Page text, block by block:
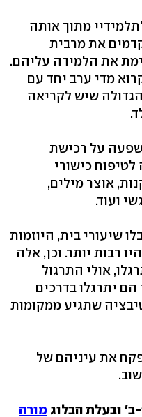
מתוך אותה
את מרבית
את הלמידה עליהם.
מדי ערב יחד עם
שיש לקריאה
על רכישת
כישורי
אוצר מילים,
ועוד.
שיעורי בית, היוזמות
רבות יותר. וכן, אלה
אולי התרגול
הם יתרגלו בדרכים
שתגיע ממקומות
את עיניהם של
ובעלת הבלוג מורה